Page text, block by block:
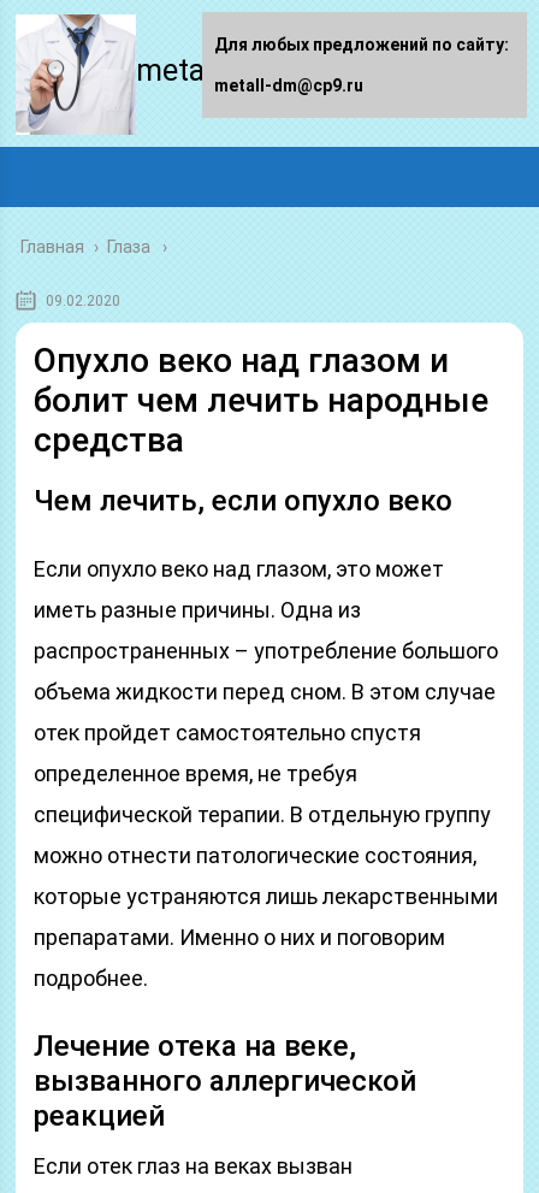
metall-dm.ru
Главная › Глаза
09.02.2020
Опухло веко над глазом и
болит чем лечить народные
средства
Чем лечить, если опухло веко
Если опухло веко над глазом, это может
иметь разные причины. Одна из
распространенных – употребление большого
объема жидкости перед сном. В этом случае
отек пройдет самостоятельно спустя
определенное время, не требуя
специфической терапии. В отдельную группу
можно отнести патологические состояния,
которые устраняются лишь лекарственными
препаратами. Именно о них и поговорим
подробнее.
Лечение отека на веке,
вызванного аллергической
реакцией
Если отек глаз на веках вызван
Для любых предложений по сайту:
metall-dm@cp9.ru